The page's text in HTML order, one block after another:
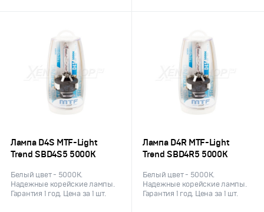
Лампа D4S MTF-Light
Trend SBD4S5 5000K
Белый цвет - 5000К.
Надежные корейские лампы.
Гарантия 1 год. Цена за 1 шт.
Лампа D4R MTF-Light
Trend SBD4R5 5000K
Белый цвет - 5000К.
Надежные корейские лампы.
Гарантия 1 год. Цена за 1 шт.